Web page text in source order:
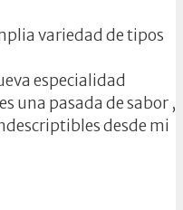
variedad de tipos
especialidad
una pasada de sabor ,
desde mi